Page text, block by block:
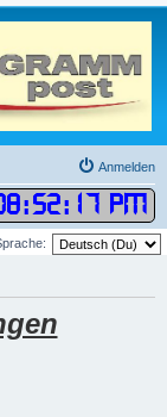
Anmelden
:52: 18 PM